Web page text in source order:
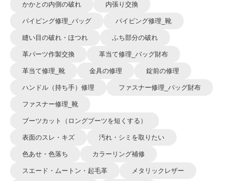
かかとの内側の破れ 内張り交換
パイピング修理_バッグ パイピング修理_靴
縫い目の破れ・ほつれ ふち部分の破れ
革パーツ作製交換 革当て修理_バッグ財布
革当て修理_靴 金具の修理 錠前の修理
ハンドル（持ち手）修理 ファスナー修理_バッグ財布
ファスナー修理_靴
ブーツカット（ロングブーツを短くする）
表面のスレ・キズ 汚れ・シミを取りたい
色あせ・色落ち カラーリング補修
スエード・ムートン・起毛革 メタリックレザー